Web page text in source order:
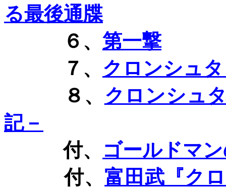
る最後通牒
６、 第一撃
７、 クロンシュ
８、 クロンシュ
記－
付、
ゴールドマ
付、 富田武『ク